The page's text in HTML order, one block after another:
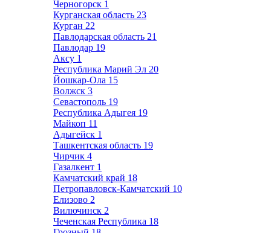
Черногорск 1
Курганская область 23
Курган 22
Павлодарская область 21
Павлодар 19
Аксу 1
Республика Марий Эл 20
Йошкар-Ола 15
Волжск 3
Севастополь 19
Республика Адыгея 19
Майкоп 11
Адыгейск 1
Ташкентская область 19
Чирчик 4
Газалкент 1
Камчатский край 18
Петропавловск-Камчатский 10
Елизово 2
Вилючинск 2
Чеченская Республика 18